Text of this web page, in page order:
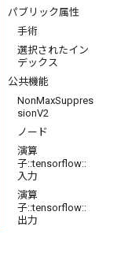
パブリック属性
手術
選択されたイン
デックス
公共機能
NonMaxSuppres
sionV2
ノード
演算
子::tensorflow::
入力
演算
子::tensorflow::
出力